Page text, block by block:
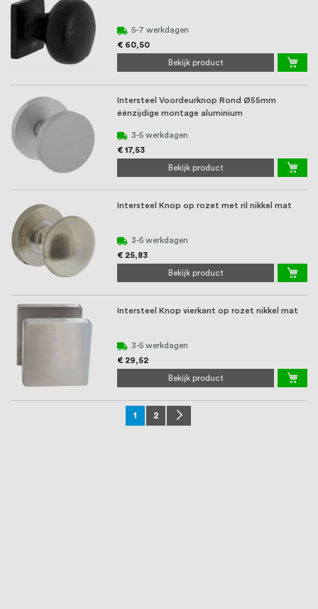
5-7 werkdagen
€ 60,50
Bekijk product
Intersteel Voordeurknop Rond Ø55mm
éénzijdige montage aluminium
3-5 werkdagen
€ 17,53
Bekijk product
Intersteel Knop op rozet met ril nikkel mat
3-5 werkdagen
€ 25,83
Bekijk product
Intersteel Knop vierkant op rozet nikkel mat
3-5 werkdagen
€ 29,52
Bekijk product
Pagina
U lees momenteel pagina
1 Pagina
2 Pagina
Volgende